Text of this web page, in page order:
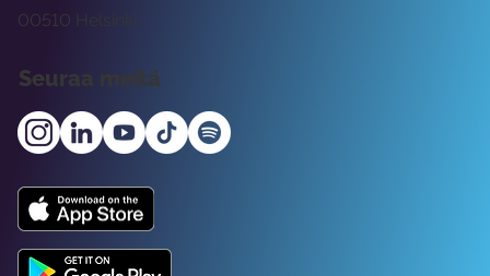
00510 Helsinki
Seuraa meitä